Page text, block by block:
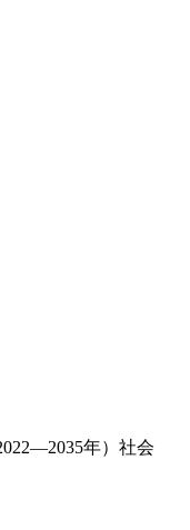
年） 社会